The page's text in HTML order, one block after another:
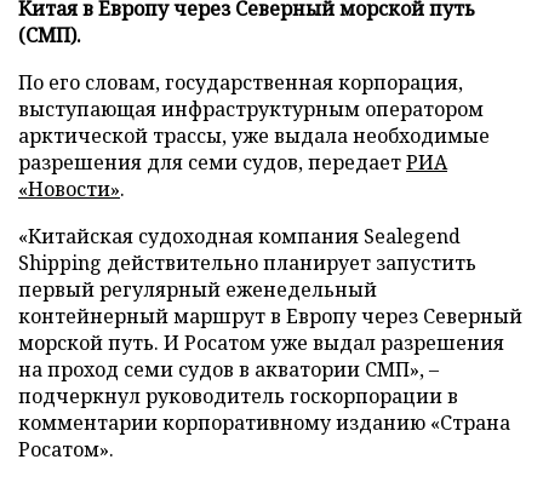
Китая в Европу через Северный морской путь
(СМП).
По его словам, государственная корпорация,
выступающая инфраструктурным оператором
арктической трассы, уже выдала необходимые
разрешения для семи судов, передаетРИА
«Новости».
«Китайская судоходная компания Sealegend
Shipping действительно планирует запустить
первый регулярный еженедельный
контейнерный маршрут в Европу через Северный
морской путь. И Росатом уже выдал разрешения
на проход семи судов в акватории СМП», –
подчеркнул руководитель госкорпорации в
комментарии корпоративному изданию «Страна
Росатом».